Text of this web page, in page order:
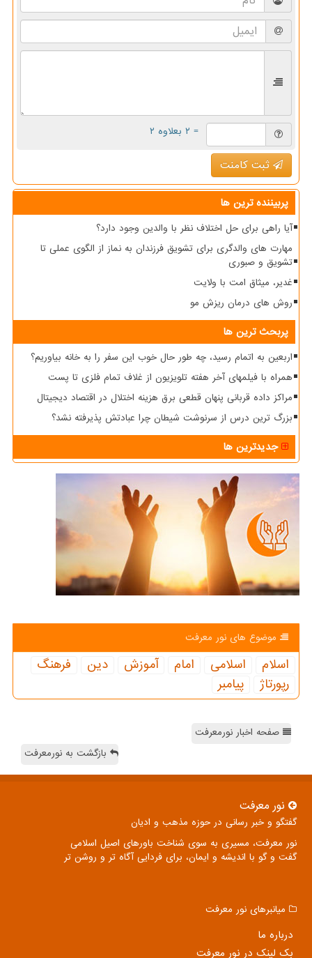
= ۲ بعلاوه ۲
ثبت کامنت
پربیننده ترین ها
آیا راهی برای حل اختلاف نظر با والدین وجود دارد؟
مهارت های والدگری برای تشویق فرزندان به نماز از الگوی عملی تا
تشویق و صبوری
غدیر، میثاق امت با ولایت
روش های درمان ریزش مو
پربحث ترین ها
اربعین به اتمام رسید، چه طور حال خوب این سفر را به خانه بیاوریم؟
همراه با فیلمهای آخر هفته تلویزیون از غلاف تمام فلزی تا پست
مراکز داده قربانی پنهان قطعی برق هزینه اختلال در اقتصاد دیجیتال
بزرگ ترین درس از سرنوشت شیطان چرا عبادتش پذیرفته نشد؟
جدیدترین ها
موضوع های نور معرفت
اسلام اسلامی امام آموزش دین
فرهنگ
رپورتاژ
پیامبر
صفحه اخبار نورمعرفت
بازگشت به نورمعرفت
نور معرفت
گفتگو و خبر رسانی در حوزه مذهب و ادیان
نور معرفت، مسیری به سوی شناخت باورهای اصیل اسلامی
گفت و گو با اندیشه و ایمان، برای فردایی آگاه تر و روشن تر
میانبرهای نور معرفت
درباره ما
بک لینک در نور معرفت